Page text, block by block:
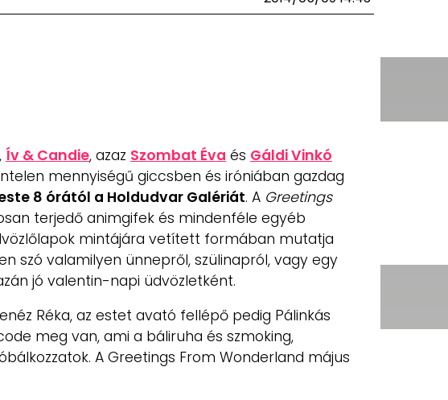
Ív & Candie, azaz Szombat Éva és Gáldi Vinkó
mennyiségű giccsben és iróniában gazdag
8 órától a Holdudvar Galériát. A Greetings
terjedő animgifek és mindenféle egyéb
mintájára vetített formában mutatja
szó valamilyen ünnepről, szülinapról, vagy egy
jó valentin-napi üdvözletként.
Réka, az estet avató fellépő pedig Pálinkás
meg van, ami a báliruha és szmoking,
A Greetings From Wonderland május